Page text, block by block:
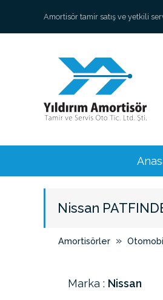
Amortisör tamir satış ve yetkili
Nissan
Amortisörler »
Marka : Nissan